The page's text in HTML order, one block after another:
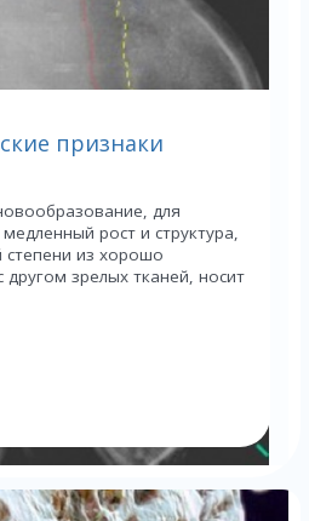
признаки
для
рост и структура,
из хорошо
зрелых тканей, носит